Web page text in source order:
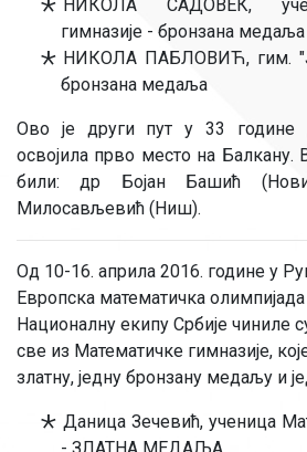
НИКОЛА САДОВЕК,
гимназије - бронзана медаља
НИКОЛА ПАБЛОВИЋ, гим.
бронзана медаља
Ово је други пут у 33 године
освојила прво место на Балкану.
били: др Бојан Башић
Милосављевић (Ниш).
Од 10-16. априла 2016. године у
Европска математичка олимпијада
Националну екипу Србије чиниле
све из Математичке гимназије,
златну, једну бронзану медаљу и
Даница Зечевић, ученица